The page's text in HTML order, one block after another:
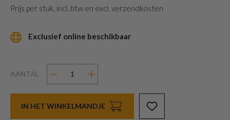
Prijs per stuk, incl. btw en excl. verzendkosten
Exclusief online beschikbaar
AANTAL
IN HET WINKELMANDJE